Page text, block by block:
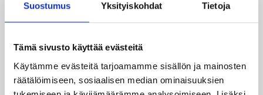
Suostumus Yksityiskohdat Tietoja
Tämä sivusto käyttää evästeitä
Käytämme evästeitä tarjoamamme sisällön ja mainosten
räätälöimiseen, sosiaalisen median ominaisuuksien
Rankingin mukaan vähintään viisi (5) parasta
joukkuetta eivät osallistu 1. karsintakierrokseen,
Suoraan 2. karsintakierrokselle pääsevien
joukkueiden määrä päätetään, kun osallistuvien
joukkueiden määrä vahvistuu.